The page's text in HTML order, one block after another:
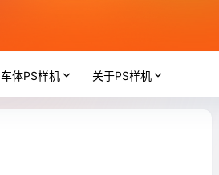
车体PS样机 关于PS样机